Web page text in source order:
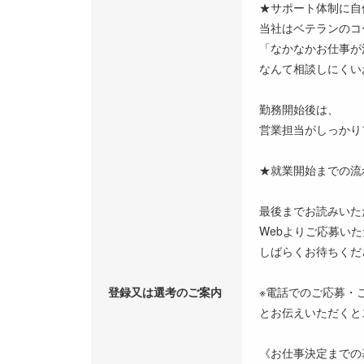
登録又は選考のご案内
★サポート体制に
当社はベテランの
「なかなかお仕事
なんて相談しにく
勤務開始後は、
営業担当がしっか
★就業開始までの
最後までお読みい
Webよりご応募い
しばらくお待ちく
※電話でのご応募・
とお伝えいただく
《お仕事決定まで